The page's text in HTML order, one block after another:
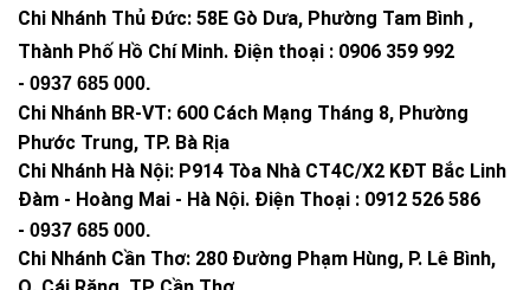
Chi Nhánh Thủ Đức: 58E Gò Dưa, Phường Tam Bình ,
Thành Phố Hồ Chí Minh. Điện thoại : 0906 359 992
- 0937 685 000.
Chi Nhánh BR-VT: 600 Cách Mạng Tháng 8, Phường
Phước Trung, TP. Bà Rịa
Chi Nhánh Hà Nội: P914 Tòa Nhà CT4C/X2 KĐT Bắc Linh
Đàm - Hoàng Mai - Hà Nội. Điện Thoại : 0912 526 586
- 0937 685 000.
Chi Nhánh Cần Thơ: 280 Đường Phạm Hùng, P. Lê Bình,